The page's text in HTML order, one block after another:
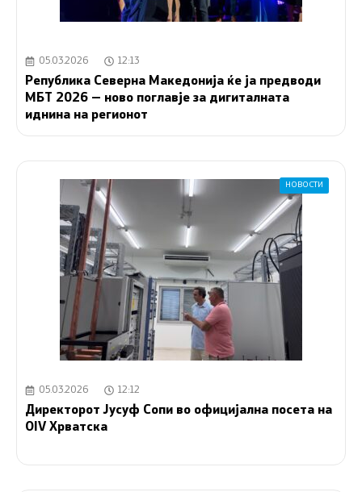
05.03.2026 12:13
Република Северна Македонија ќе ја предводи
МБТ 2026 — ново поглавје за дигиталната
иднина на регионот
НОВОСТИ
05.03.2026 12:12
Директорот Јусуф Сопи во официјална посета на
OIV Хрватска